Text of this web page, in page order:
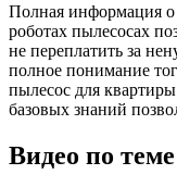
Полная информация
роботах пылесосах
не переплатить за
полное понимание
пылесос для
базовых знаний
Видео по теме